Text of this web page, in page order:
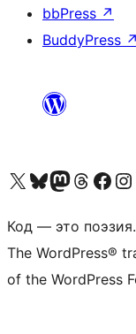
bbPress ↗
BuddyPress ↗
Посетите нас в X (ранее Twitter)
Посетите нашу учётную запись в Bluesky
Посетите нашу ленту в
Посетите нашу учётную
Посетите
Код — это поэзия.
The WordPress®
of the WordPress